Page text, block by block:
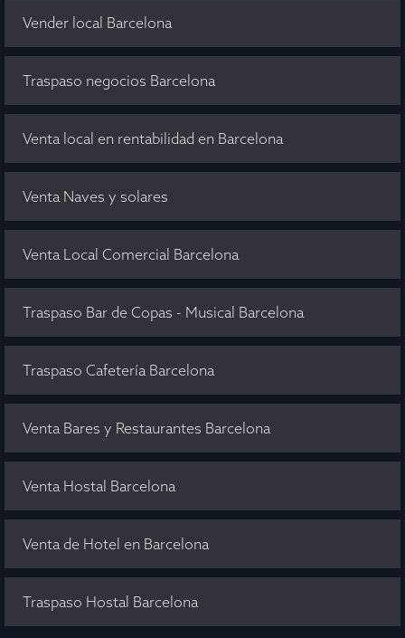
Vender local Barcelona
Traspaso negocios Barcelona
Venta local en rentabilidad en Barcelona
Venta Naves y solares
Venta Local Comercial Barcelona
Traspaso Bar de Copas - Musical Barcelona
Traspaso Cafetería Barcelona
Venta Bares y Restaurantes Barcelona
Venta Hostal Barcelona
Venta de Hotel en Barcelona
Traspaso Hostal Barcelona